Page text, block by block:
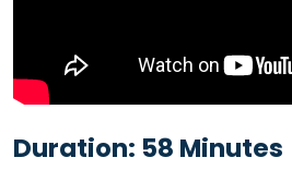
Duration: 58 Minutes